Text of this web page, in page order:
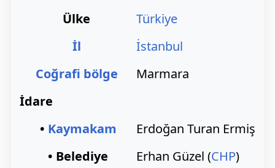
Ülke
Türkiye
İl
İstanbul
Coğrafi bölge
Marmara
İdare
• Kaymakam
Erdoğan Turan Ermiş
• Belediye
Erhan Güzel (CHP)